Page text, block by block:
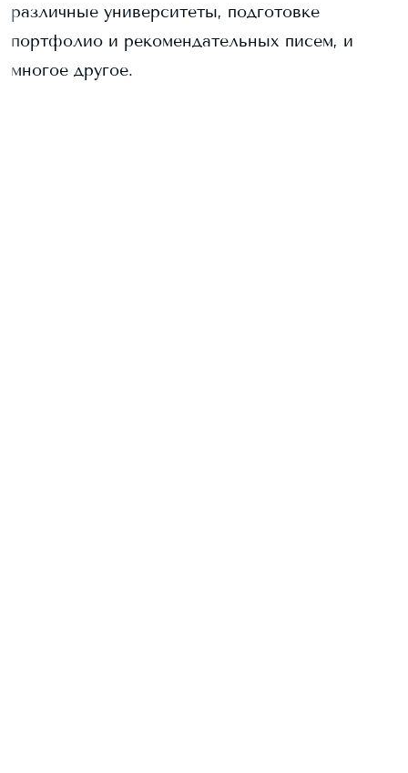
различные университеты, подготовке
портфолио и рекомендательных писем, и
многое другое.